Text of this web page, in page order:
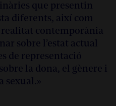
que presentin
diferents, així com
contemporània
sobre l’estat actual
de representació
la dona, el gènere i
sexual.»